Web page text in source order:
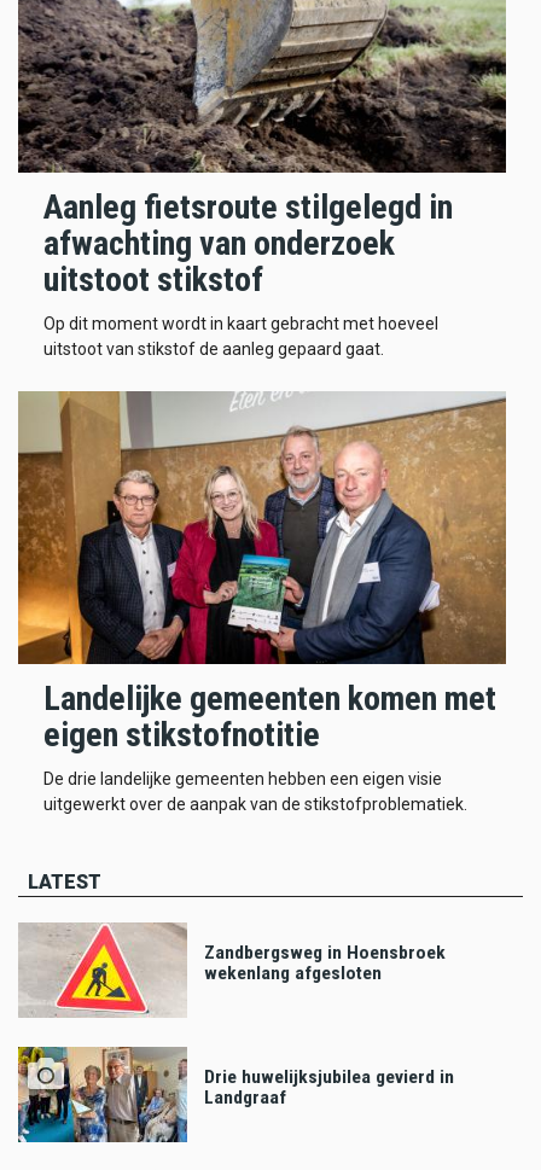
Aanleg fietsroute stilgelegd in
afwachting van onderzoek
uitstoot stikstof
Op dit moment wordt in kaart gebracht met hoeveel
uitstoot van stikstof de aanleg gepaard gaat.
Landelijke gemeenten komen met
eigen stikstofnotitie
De drie landelijke gemeenten hebben een eigen visie
uitgewerkt over de aanpak van de stikstofproblematiek.
LATEST
Zandbergsweg in Hoensbroek
wekenlang afgesloten
Drie huwelijksjubilea gevierd in
Landgraaf